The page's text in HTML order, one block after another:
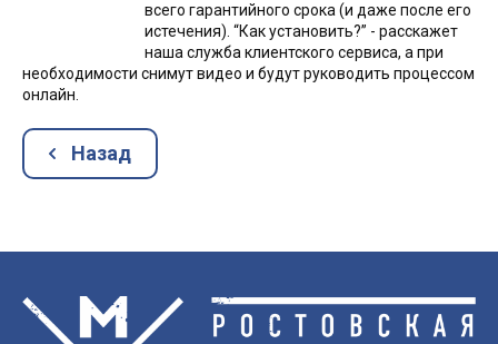
всего гарантийного срока (и даже после его
истечения). “Как установить?” - расскажет
наша служба клиентского сервиса, а при
необходимости снимут видео и будут руководить процессом
онлайн.
Назад